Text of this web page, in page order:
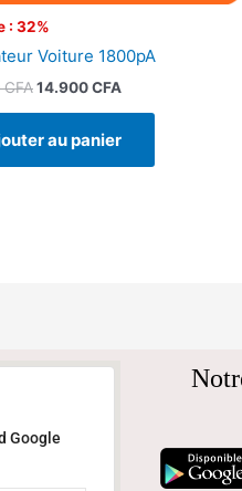
: 32%
Voiture 1800pA
CFA14.900CFA
au panier
Google